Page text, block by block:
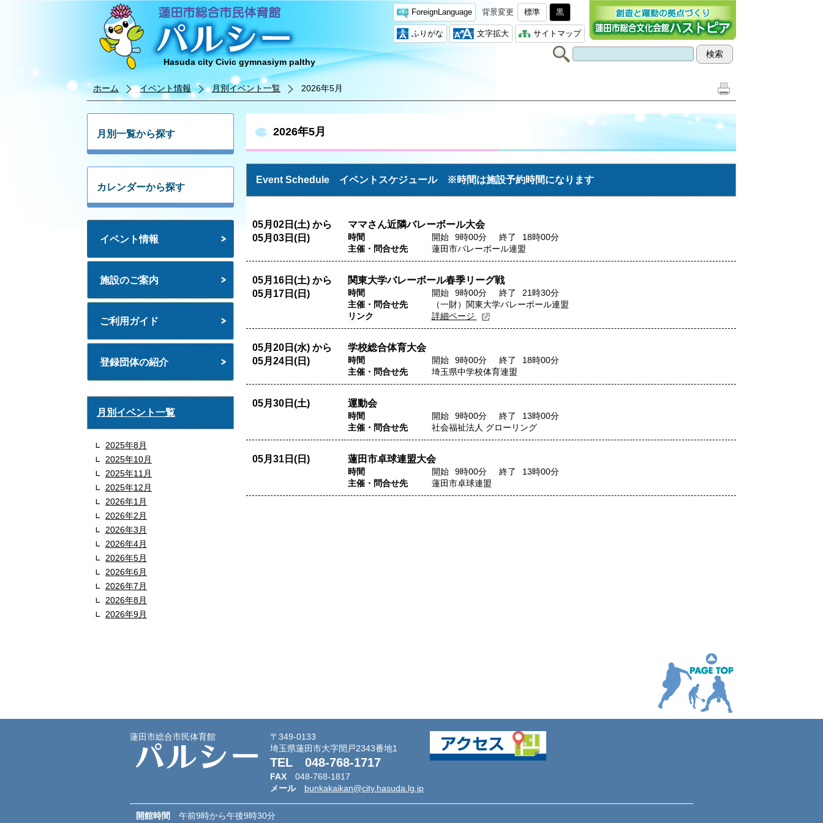
ForeignLanguage 背景変更 標準 黒
ふりがな 文字拡大 サイトマップ
Hasuda city Civic gymnasiym palthy
ホーム イベント情報 月別イベント一覧 2026年5月
月別一覧から探す
カレンダーから探す
イベント情報
施設のご案内
ご利用ガイド
登録団体の紹介
月別イベント一覧
2025年8月
2025年10月
2025年11月
2025年12月
2026年1月
2026年2月
2026年3月
2026年4月
2026年5月
2026年6月
2026年7月
2026年8月
2026年9月
2026年5月
Event Schedule イベントスケジュール ※時間は施設予約時間になります
05月02日(土) から
05月03日(日)
ママさん近隣バレーボール大会
時間 開始 9時00分 終了 18時00分
主催・問合せ先
蓮田市バレーボール連盟
05月16日(土) から
05月17日(日)
関東大学バレーボール春季リーグ戦
時間 開始 9時00分 終了 21時30分
主催・問合せ先
（一財）関東大学バレーボール連盟
リンク
詳細ページ
05月20日(水) から
05月24日(日)
学校総合体育大会
時間 開始 9時00分 終了 18時00分
主催・問合せ先
埼玉県中学校体育連盟
05月30日(土) 運動会
時間 開始 9時00分 終了 13時00分
主催・問合せ先
社会福祉法人 グローリング
05月31日(日) 蓮田市卓球連盟大会
時間 開始 9時00分 終了 13時00分
主催・問合せ先
蓮田市卓球連盟
蓮田市総合市民体育館
〒349-0133
埼玉県蓮田市大字閏戸2343番地1
TEL 048-768-1717
FAX 048-768-1817
メール
bunkakaikan@city.hasuda.lg.jp
開館時間
午前9時から午後9時30分